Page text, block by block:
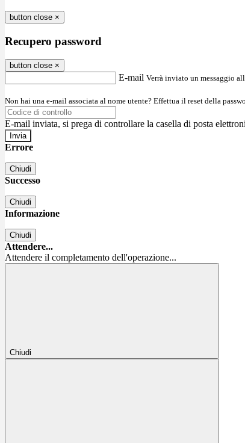
button close ×
Recupero password
button close ×
E-mail Verrà inviato un messaggio
Non hai una e-mail associata al nome utente? Effettua il reset della
E-mail inviata, si prega di controllare la casella di posta
Errore
Chiudi
Successo
Chiudi
Informazione
Chiudi
Attendere...
Attendere il completamento dell'operazione...
Chiudi